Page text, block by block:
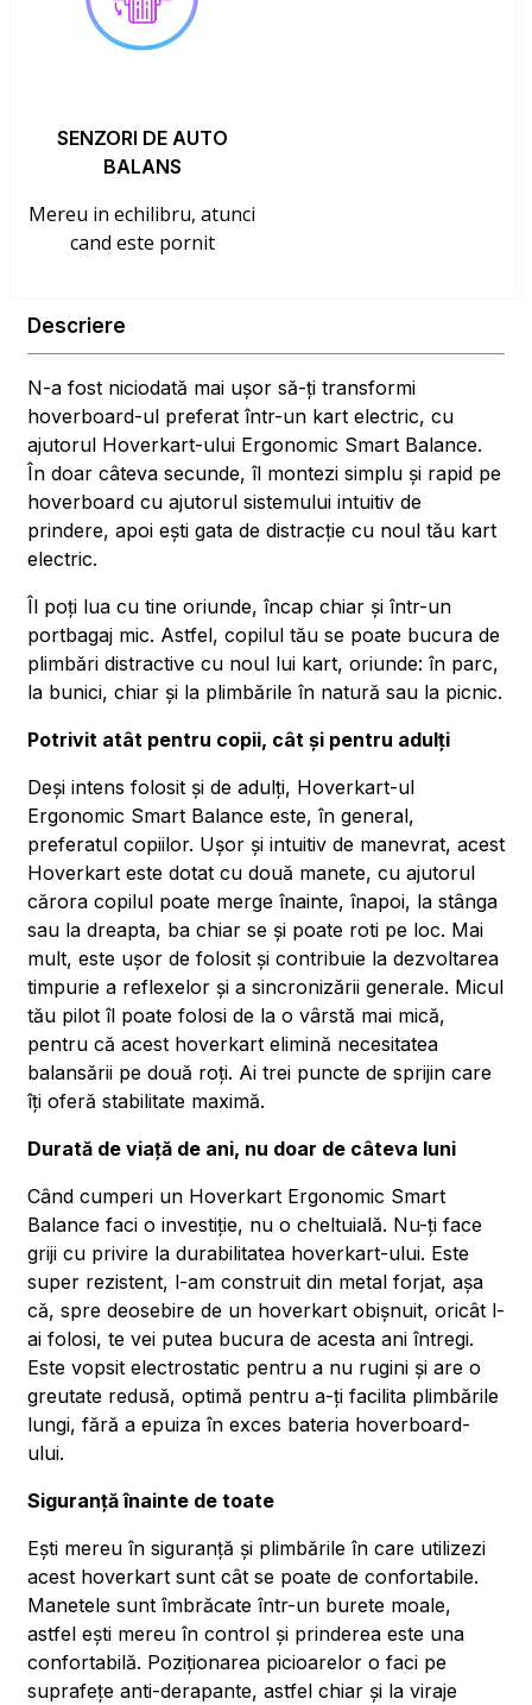
SENZORI DE AUTO
BALANS
Mereu in echilibru, atunci
cand este pornit
Descriere
N-a fost niciodată mai ușor să-ți transformi
hoverboard-ul preferat într-un kart electric, cu
ajutorul Hoverkart-ului Ergonomic Smart Balance.
În doar câteva secunde, îl montezi simplu și rapid pe
hoverboard cu ajutorul sistemului intuitiv de
prindere, apoi ești gata de distracție cu noul tău kart
electric.
Îl poți lua cu tine oriunde, încap chiar și într-un
portbagaj mic. Astfel, copilul tău se poate bucura de
plimbări distractive cu noul lui kart, oriunde: în parc,
la bunici, chiar și la plimbările în natură sau la picnic.
Potrivit atât pentru copii, cât și pentru adulți
Deși intens folosit și de adulți, Hoverkart-ul
Ergonomic Smart Balance este, în general,
preferatul copiilor. Ușor și intuitiv de manevrat, acest
Hoverkart este dotat cu două manete, cu ajutorul
cărora copilul poate merge înainte, înapoi, la stânga
sau la dreapta, ba chiar se și poate roti pe loc. Mai
mult, este ușor de folosit și contribuie la dezvoltarea
timpurie a reflexelor și a sincronizării generale. Micul
tău pilot îl poate folosi de la o vârstă mai mică,
pentru că acest hoverkart elimină necesitatea
balansării pe două roți. Ai trei puncte de sprijin care
îți oferă stabilitate maximă.
Durată de viață de ani, nu doar de câteva luni
Când cumperi un Hoverkart Ergonomic Smart
Balance faci o investiție, nu o cheltuială. Nu-ți face
griji cu privire la durabilitatea hoverkart-ului. Este
super rezistent, l-am construit din metal forjat, așa
că, spre deosebire de un hoverkart obișnuit, oricât l-
ai folosi, te vei putea bucura de acesta ani întregi.
Este vopsit electrostatic pentru a nu rugini și are o
greutate redusă, optimă pentru a-ți facilita plimbările
lungi, fără a epuiza în exces bateria hoverboard-
ului.
Siguranță înainte de toate
Ești mereu în siguranță și plimbările în care utilizezi
acest hoverkart sunt cât se poate de confortabile.
Manetele sunt îmbrăcate într-un burete moale,
astfel ești mereu în control și prinderea este una
confortabilă. Poziționarea picioarelor o faci pe
suprafețe anti-derapante, astfel chiar și la viraje